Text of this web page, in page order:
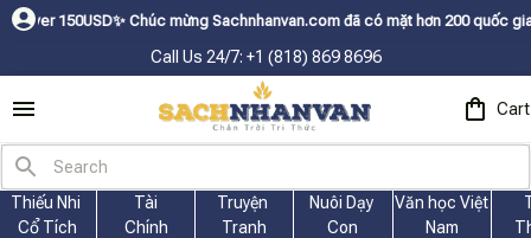
ㅤ✨Chúc mừng Sachnhanvan.com đã có mặt hơn 200 quốc gia như Mỹ,
Call Us 24/7: +1 (818) 869 8696
Cart
Thiếu Nhi
Cổ Tích
Tài
Chính
Truyện
Tranh
Nuôi Dạy
Con
Văn học Việt
Nam